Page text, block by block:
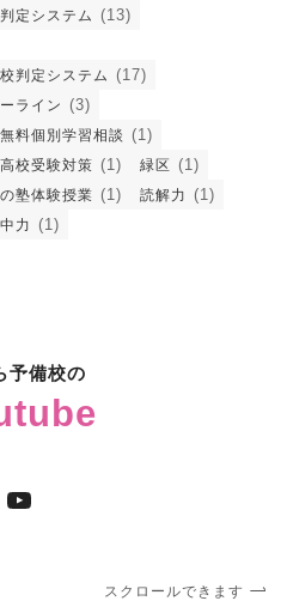
定システム (13)
判定システム (17)
ライン (3)
無料個別学習相談 (1)
校受験対策 (1) 緑区 (1)
塾体験授業 (1) 読解力 (1)
力 (1)
予備校の
YouTube
スクロールできます